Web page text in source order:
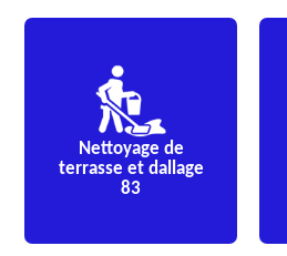
Nettoyage de
terrasse et dallage
83